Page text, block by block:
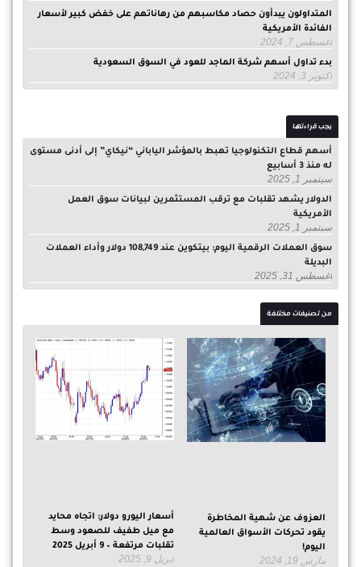
المتداولون يبدأون حصاد مكاسبهم من رهاناتهم على خفض كبير لأسعار
الفائدة الأمريكية
أغسطس 7, 2024
بدء تداول أسهم شركة الماجد للعود في السوق السعودية
أكتوبر 3, 2024
يجب قراءتها
أسهم قطاع التكنولوجيا تهبط بالمؤشر الياباني “نيكاي” إلى أدنى مستوى
له منذ 3 أسابيع
سبتمبر 1, 2025
الدولار يشهد تقلبات مع ترقب المستثمرين لبيانات سوق العمل
الأمريكية
سبتمبر 1, 2025
سوق العملات الرقمية اليوم: بيتكوين عند 108,749 دولار وأداء العملات
البديلة
أغسطس 31, 2025
من تصنيفات مختلفة
العزوف عن شهية المخاطرة
يقود تحركات الأسواق العالمية
اليوم!
مارس 19, 2024
أسعار اليورو دولار: اتجاه محايد
مع ميل طفيف للصعود وسط
تقلبات مرتفعة – 9 أبريل 2025
أبريل 9, 2025